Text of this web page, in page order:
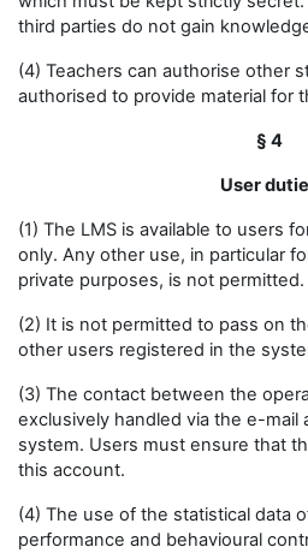
third parties do not gain
(4) Teachers can authorise other
authorised to provide material for
§ 4
User
(1) The LMS is available to users
only. Any other use, in particular
private purposes, is not permitted.
(2) It is not permitted to pass on
other users registered in the
(3) The contact between the
exclusively handled via the e-mail
system. Users must ensure that
this account.
(4) The use of the statistical data
performance and behavioural